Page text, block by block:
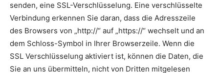
senden, eine SSL-Verschlüsselung. Eine verschlüsselte
Verbindung erkennen Sie daran, dass die Adresszeile
des Browsers von „http://“ auf „https://“ wechselt und an
dem Schloss-Symbol in Ihrer Browserzeile. Wenn die
SSL Verschlüsselung aktiviert ist, können die Daten, die
Sie an uns übermitteln, nicht von Dritten mitgelesen